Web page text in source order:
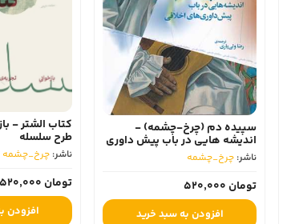
سپیده دم (چرخ-چشمه) -
اندیشه هایی در باب پیش داوری
های اخلاقی
ناشر: چرخ_چشمه
تومان 520,000
افزودن به سبد خرید
کتاب الشتر -
طرح سلسله
ناشر: چرخ_چشمه
تومان 520,000
افزودن